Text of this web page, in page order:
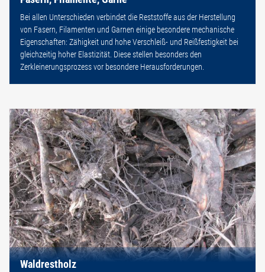
Bei allen Unterschieden verbindet die Reststoffe aus der Herstellung
von Fasern, Filamenten und Garnen einige besondere mechanische
Eigenschaften: Zähigkeit und hohe Verschleiß- und Reißfestigkeit bei
gleichzeitig hoher Elastizität. Diese stellen besonders den
Zerkleinerungsprozess vor besondere Herausforderungen.
Waldrestholz